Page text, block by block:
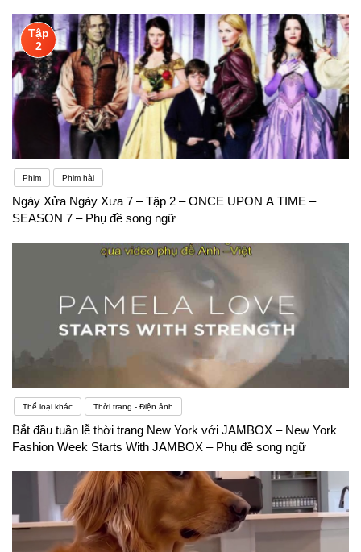
Tập
2
Phim Phim hài
Ngày Xửa Ngày Xưa 7 – Tập 2 – ONCE UPON A TIME –
SEASON 7 – Phụ đề song ngữ
Thể loại khác Thời trang - Điện ảnh
Bắt đầu tuần lễ thời trang New York với JAMBOX – New York
Fashion Week Starts With JAMBOX – Phụ đề song ngữ